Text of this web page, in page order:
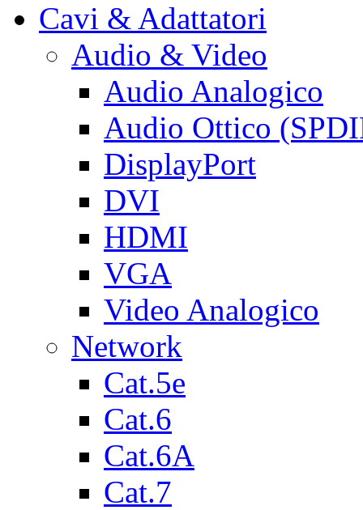
Cavi & Adattatori
Audio & Video
Audio Analogico
Audio Ottico
DisplayPort
DVI
HDMI
VGA
Video Analogico
Network
Cat.5e
Cat.6
Cat.6A
Cat.7